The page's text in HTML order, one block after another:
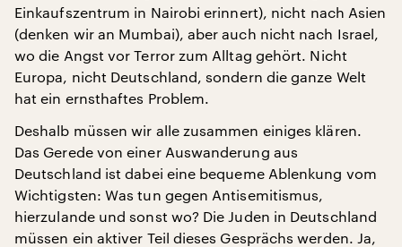
Einkaufszentrum in Nairobi erinnert), nicht nach Asien
(denken wir an Mumbai), aber auch nicht nach Israel,
wo die Angst vor Terror zum Alltag gehört. Nicht
Europa, nicht Deutschland, sondern die ganze Welt
hat ein ernsthaftes Problem.
Deshalb müssen wir alle zusammen einiges klären.
Das Gerede von einer Auswanderung aus
Deutschland ist dabei eine bequeme Ablenkung vom
Wichtigsten: Was tun gegen Antisemitismus,
hierzulande und sonst wo? Die Juden in Deutschland
müssen ein aktiver Teil dieses Gesprächs werden. Ja,